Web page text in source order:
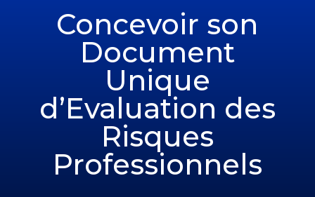
Concevoir son
Document
Unique
d’Evaluation des
Risques
Professionnels